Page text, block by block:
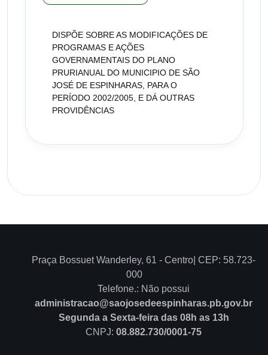
DISPÕE SOBRE AS MODIFICAÇÕES DE
PROGRAMAS E AÇÕES
GOVERNAMENTAIS DO PLANO
PRURIANUAL DO MUNICIPIO DE SÃO
JOSÉ DE ESPINHARAS, PARA O
PERÍODO 2002/2005, E DÁ OUTRAS
PROVIDÊNCIAS
Praça Bossuet Wanderley, 61 - Centro| CEP: 58.723-
000
Telefone.: Não possui
administracao@saojosedeespinharas.pb.gov.br
Segunda a Sexta-feira das 08h as 13h
CNPJ: 08.882.730/0001-75